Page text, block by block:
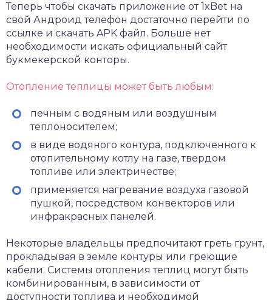
Теперь чтобы скачать приложение от 1xBet на
свой Андроид телефон достаточно перейти по
ссылке и скачать APK файл. Больше нет
необходимости искать официальный сайт
букмекерской конторы.
Отопление теплицы может быть любым:
печным с водяным или воздушным
теплоносителем;
в виде водяного контура, подключенного к
отопительному котлу на газе, твердом
топливе или электричестве;
применяется нагревание воздуха газовой
пушкой, посредством конвекторов или
инфракрасных панелей.
Некоторые владельцы предпочитают греть грунт,
прокладывая в земле контуры или греющие
кабели. Системы отопления теплиц могут быть
комбинированным, в зависимости от
доступности топлива и необходимой